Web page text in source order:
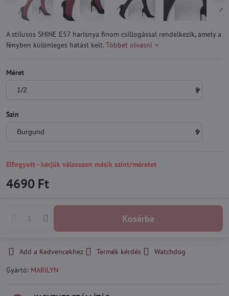
A stílusos SHINE E57 harisnya finom csillogással rendelkezik, amely a
fényben különleges hatást kelt. Többet olvasni
Méret
Szín
Elfogyott - kérjük válasszon másik színt/méretet
4690 Ft
Kosárba
Add a Kedvencekhez Termék kérdés
Watchdog
Gyártó: MARILYN